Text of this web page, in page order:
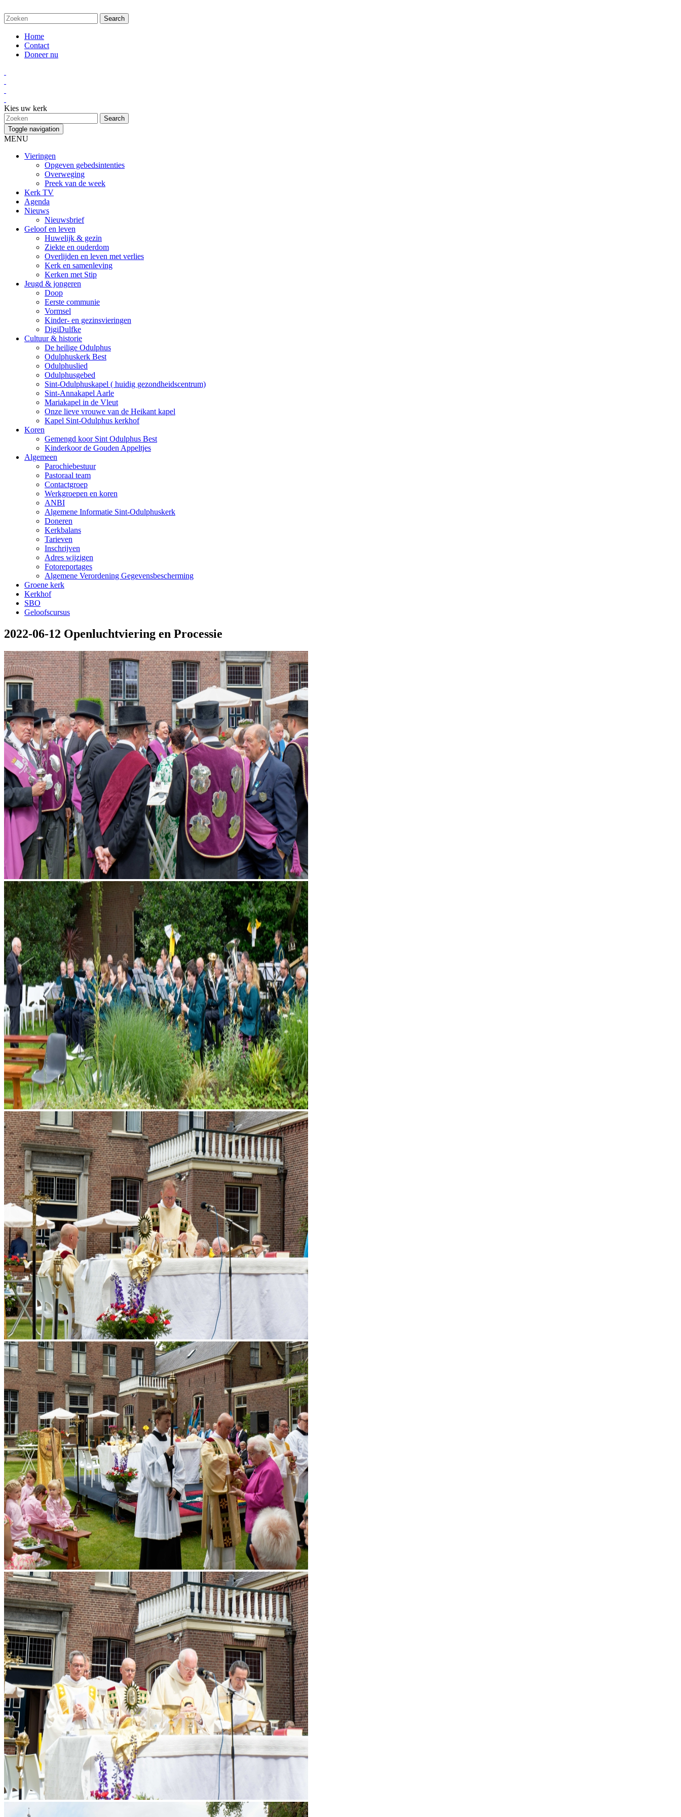
Home
Contact
Doneer nu
Kies uw kerk
Toggle navigation
MENU
Vieringen
Opgeven gebedsintenties
Overweging
Preek van de week
Kerk TV
Agenda
Nieuws
Nieuwsbrief
Geloof en leven
Huwelijk & gezin
Ziekte en ouderdom
Overlijden en leven met verlies
Kerk en samenleving
Kerken met Stip
Jeugd & jongeren
Doop
Eerste communie
Vormsel
Kinder- en gezinsvieringen
DigiDulfke
Cultuur & historie
De heilige Odulphus
Odulphuskerk Best
Odulphuslied
Odulphusgebed
Sint-Odulphuskapel ( huidig gezondheidscentrum)
Sint-Annakapel Aarle
Mariakapel in de Vleut
Onze lieve vrouwe van de Heikant kapel
Kapel Sint-Odulphus kerkhof
Koren
Gemengd koor Sint Odulphus Best
Kinderkoor de Gouden Appeltjes
Algemeen
Parochiebestuur
Pastoraal team
Contactgroep
Werkgroepen en koren
ANBI
Algemene Informatie Sint-Odulphuskerk
Doneren
Kerkbalans
Tarieven
Inschrijven
Adres wijzigen
Fotoreportages
Algemene Verordening Gegevensbescherming
Groene kerk
Kerkhof
SBO
Geloofscursus
2022-06-12 Openluchtviering en Processie